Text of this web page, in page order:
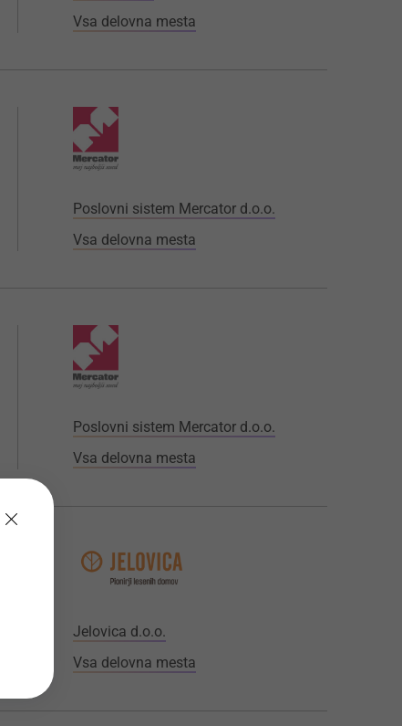
Vsa delovna mesta
Poslovni sistem Mercator d.o.o.
Vsa delovna mesta
Poslovni sistem Mercator d.o.o.
Vsa delovna mesta
Jelovica d.o.o.
Vsa delovna mesta